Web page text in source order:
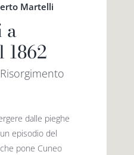
Martelli
a
1862
dalle pieghe
episodio del
pone Cuneo